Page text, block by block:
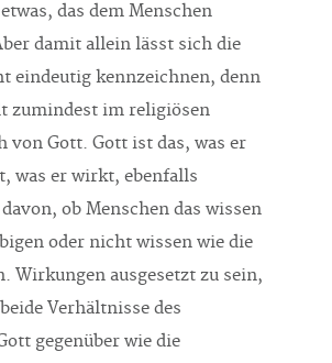
das dem Menschen
damit allein lässt sich die
eindeutig kennzeichnen, denn
zumindest im religiösen
von Gott. Gott ist das, was er
was er wirkt, ebenfalls
ob Menschen das wissen
oder nicht wissen wie die
Wirkungen ausgesetzt zu sein,
Verhältnisse des
gegenüber wie die